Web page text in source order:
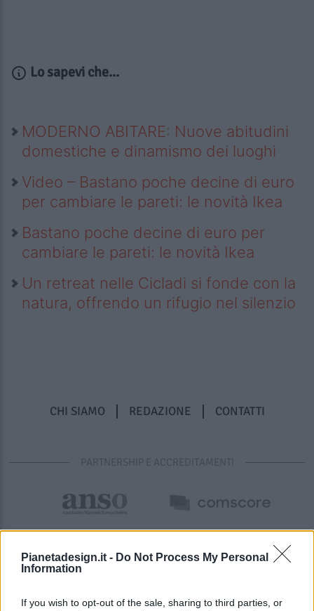
Pianetadesign.it - Do Not Process My Personal
Information
If you wish to opt-out of the sale, sharing to third parties, or
Lo sapevi che...
MODERNO ABITARE: Nuove abitudini
domestiche e dinamismo dei luoghi
Video – Bastano poche decine di euro
per cambiare le pareti: le novità Ikea
Bastano poche decine di euro per
cambiare le pareti: le novità Ikea
Un retreat nelle Cicladi si fonde con la
natura, offrendo un rifugio nel silenzio
CHI SIAMO REDAZIONE CONTATTI
PARTNERSHIP E ACCREDITAMENTI